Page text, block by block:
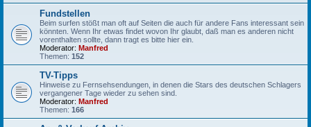
Fundstellen
Beim surfen stößt man oft auf Seiten die auch für andere Fans interessant sein
könnten. Wenn Ihr etwas findet wovon Ihr glaubt, daß man es anderen nicht
vorenthalten sollte, dann tragt es bitte hier ein.
Moderator: Manfred
Themen: 152
TV-Tipps
Hinweise zu Fernsehsendungen, in denen die Stars des deutschen Schlagers
vergangener Tage wieder zu sehen sind.
Moderator: Manfred
Themen: 166